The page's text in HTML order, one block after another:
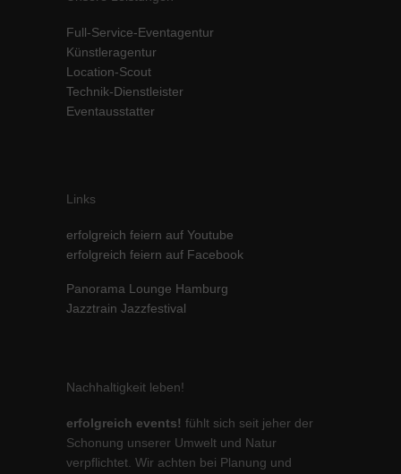
Full-Service-Eventagentur
Künstleragentur
Location-Scout
Technik-Dienstleister
Eventausstatter
Links
erfolgreich feiern auf Youtube
erfolgreich feiern auf Facebook
Panorama Lounge Hamburg
Jazztrain Jazzfestival
Nachhaltigkeit leben!
erfolgreich events! fühlt sich seit jeher der
Schonung unserer Umwelt und Natur
verpflichtet. Wir achten bei Planung und
standardmäßig blockiert. Wenn Cookies von externen Medien akzeptiert
werden, bedarf der Zugriff auf diese Inhalte keiner manuellen Einwilligung
Cookie-Informationen anzeigen
powered by Borlabs Cookie